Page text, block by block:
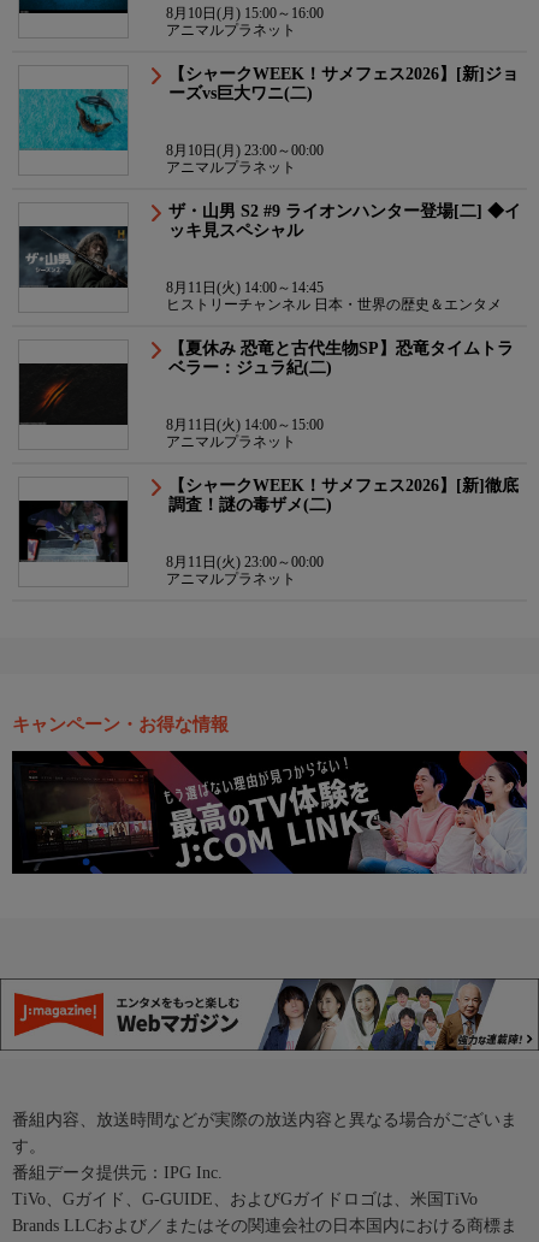
8月10日(月) 15:00～16:00
アニマルプラネット
【シャークWEEK！サメフェス2026】[新]ジョ
ーズvs巨大ワニ(二)
8月10日(月) 23:00～00:00
アニマルプラネット
ザ・山男 S2 #9 ライオンハンター登場[二] ◆イ
ッキ見スペシャル
8月11日(火) 14:00～14:45
ヒストリーチャンネル 日本・世界の歴史＆エンタメ
【夏休み 恐竜と古代生物SP】恐竜タイムトラ
ベラー：ジュラ紀(二)
8月11日(火) 14:00～15:00
アニマルプラネット
【シャークWEEK！サメフェス2026】[新]徹底
調査！謎の毒ザメ(二)
8月11日(火) 23:00～00:00
アニマルプラネット
キャンペーン・お得な情報
番組内容、放送時間などが実際の放送内容と異なる場合がございま
す。
番組データ提供元：IPG Inc.
TiVo、Gガイド、G-GUIDE、およびGガイドロゴは、米国TiVo
Brands LLCおよび／またはその関連会社の日本国内における商標ま